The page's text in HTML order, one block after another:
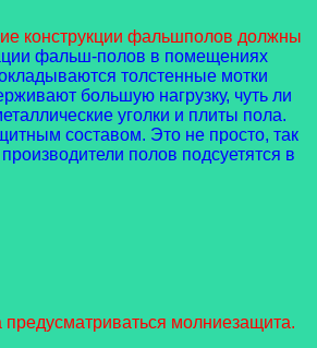
конструкции фальшполов должны
фальш-полов в помещениях
толстенные мотки
большую нагрузку, чуть ли
уголки и плиты пола.
составом. Это не просто, так
полов подсуетятся в
молниезащита.